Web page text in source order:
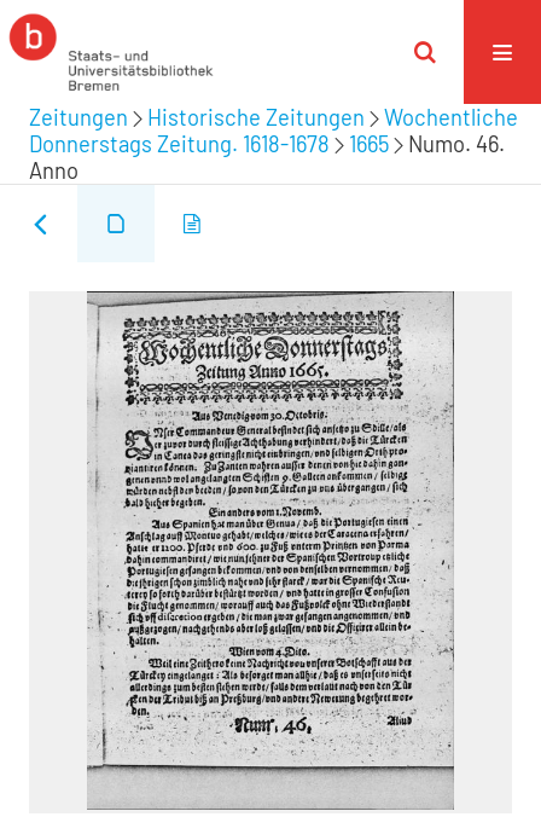
Zeitungen Historische Zeitungen
Wochentliche
Donnerstags Zeitung. 1618-1678
1665
Numo. 46.
Anno